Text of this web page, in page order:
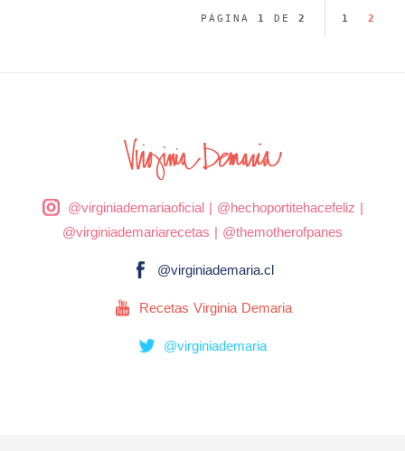
1 2
PÁGINA 1 DE 2
@virginiademariaoficial| @hechoportitehacefeliz |
@virginiademariarecetas | @themotherofpanes
@virginiademaria.cl
Recetas Virginia Demaria
@virginiademaria